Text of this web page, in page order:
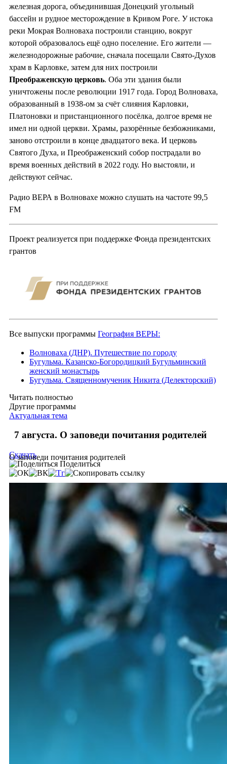
железная дорога, объединившая Донецкий угольный
бассейн и рудное месторождение в Кривом Роге. У истока
реки Мокрая Волноваха построили станцию, вокруг
которой образовалось ещё одно поселение. Его жители —
железнодорожные рабочие, сначала посещали Свято-Духов
храм в Карловке, затем для них построили
Преображенскую церковь. Оба эти здания были
уничтожены после революции 1917 года. Город Волноваха,
образованный в 1938-ом за счёт слияния Карловки,
Платоновки и пристанционного посёлка, долгое время не
имел ни одной церкви. Храмы, разорённые безбожниками,
заново отстроили в конце двадцатого века. И церковь
Святого Духа, и Преображенский собор пострадали во
время военных действий в 2022 году. Но выстояли, и
действуют сейчас.
Радио ВЕРА в Волновахе можно слушать на частоте 99,5
FM
Проект реализуется при поддержке Фонда президентских
грантов
Все выпуски программы География ВЕРЫ:
Волноваха (ДНР). Путешествие по городу
Бугульма. Казанско-Богородицкий Бугульминский
женский монастырь
Бугульма. Священномученик Никита (Делекторский)
Читать полностью
Другие программы
Актуальная тема
7 августа. О заповеди почитания родителей
О заповеди почитания родителей
Скачать
Поделиться